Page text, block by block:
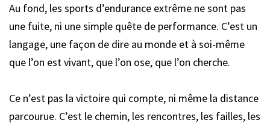
Au fond, les sports d’endurance extrême ne sont pas
une fuite, ni une simple quête de performance. C’est un
langage, une façon de dire au monde et à soi-même
que l’on est vivant, que l’on ose, que l’on cherche.
Ce n’est pas la victoire qui compte, ni même la distance
parcourue. C’est le chemin, les rencontres, les failles, les